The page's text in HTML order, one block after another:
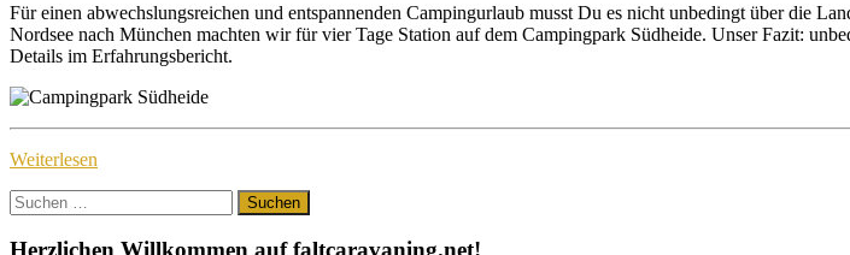
Für einen abwechslungsreichen und entspannenden Campingurlaub musst Du es nicht unbedingt über die
Nordsee nach München machten wir für vier Tage Station auf dem Campingpark Südheide. Unser Fazit:
Details im Erfahrungsbericht.
Weiterlesen
Suchen
nach: